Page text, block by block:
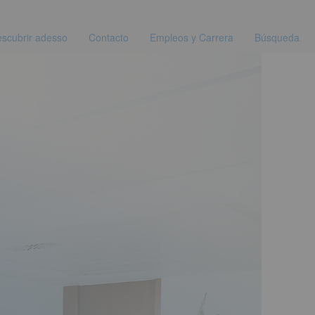
adesso Contacto Empleos y Carrera Búsqueda